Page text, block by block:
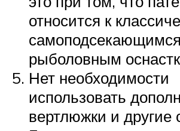
относится к
самоподсекающимся
рыболовным
Нет необходимости
использовать
вертлюжки и другие